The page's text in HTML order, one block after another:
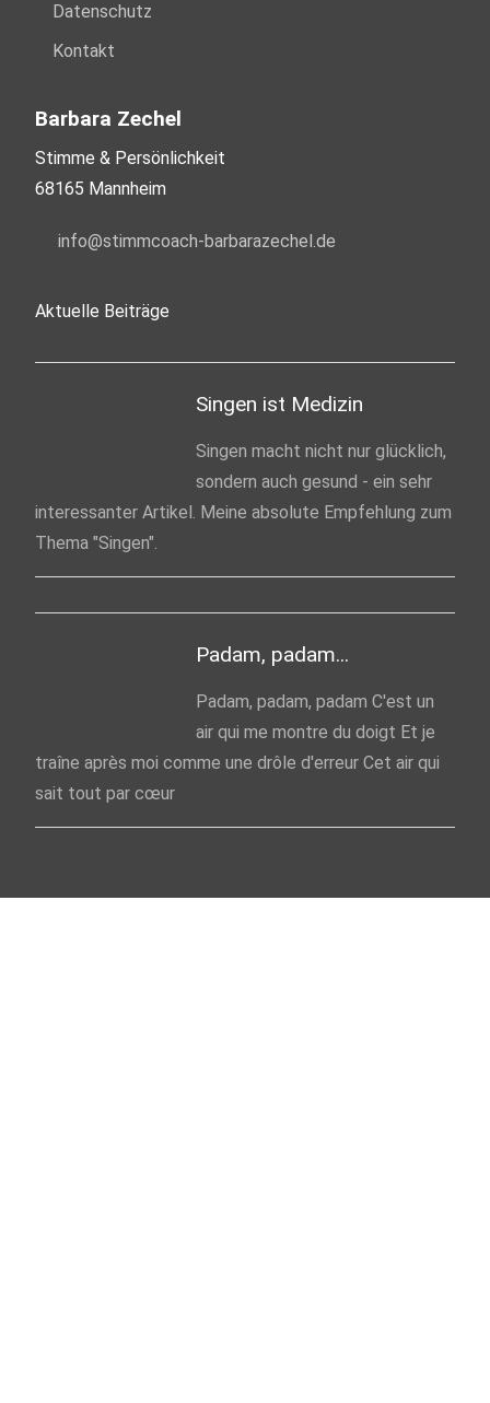
Barbara Zechel
Stimme & Persönlichkeit
68165 Mannheim
nf st mmc ch-b rb r z ch l d
Datenschutz
Kontakt
Aktuelle Beiträge
Singen ist Medizin
Singen macht nicht nur glücklich,
sondern auch gesund - ein sehr
interessanter Artikel. Meine absolute Empfehlung zum
Thema "Singen".
Padam, padam...
Padam, padam, padam C'est un
air qui me montre du doigt Et je
traîne après moi comme une drôle d'erreur Cet air qui
sait tout par cœur